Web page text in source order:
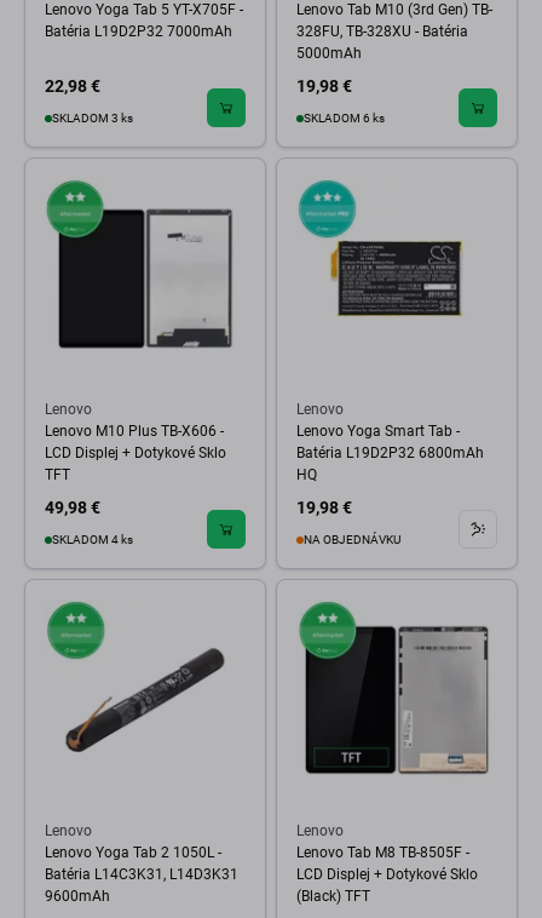
Lenovo Yoga Tab 5 YT-X705F -
Batéria L19D2P32 7000mAh
22,98 €
SKLADOM 3 ks
Lenovo Tab M10 (3rd Gen) TB-
328FU, TB-328XU - Batéria
5000mAh
19,98 €
SKLADOM 6 ks
Lenovo
Lenovo M10 Plus TB-X606 -
LCD Displej + Dotykové Sklo
TFT
49,98 €
SKLADOM 4 ks
Lenovo
Lenovo Yoga Smart Tab -
Batéria L19D2P32 6800mAh
HQ
19,98 €
NA OBJEDNÁVKU
Lenovo
Lenovo Yoga Tab 2 1050L -
Batéria L14C3K31, L14D3K31
9600mAh
Lenovo
Lenovo Tab M8 TB-8505F -
LCD Displej + Dotykové Sklo
(Black) TFT